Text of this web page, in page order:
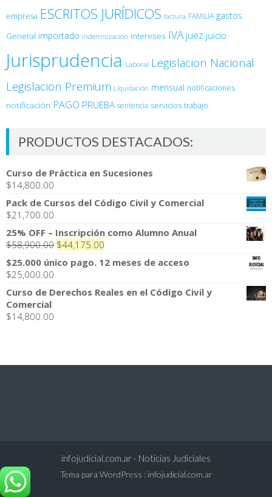
empresa ESCRITOS JURÍDICOS factura FAMILIA gastos
General importado indemnización intereses IVA juez juicio
Jurisprudencia Laboral Legislacion Nacional
Legislacion Premium Liquidación mensual notificaciones
notificación PAGO PRUEBA sentencia servicios trabajo
PRODUCTOS DESTACADOS:
Curso de Práctica en Sucesiones
$14,800.00
Pack de Cursos del Código Civil y Comercial
$21,700.00
25% OFF – Inscripción como Alumno Anual
$58,900.00 El
original
$58,900.00.
$44,175.00
actual
$44,175.00.
$25.000 único pago. 12 meses de acceso
$25,000.00
Curso de Derechos Reales en el Código Civil y
Comercial
$14,800.00
infojudicial.com.ar - Noticias Judiciales
Tema para WordPress : infojudicial.com.ar